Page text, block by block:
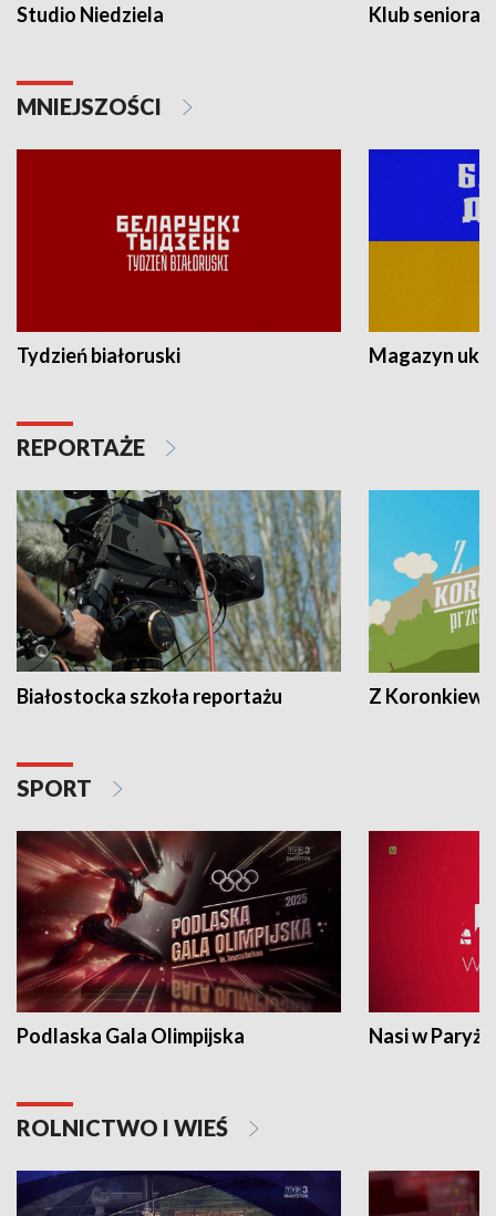
Studio Niedziela Klub seniora
MNIEJSZOŚCI
Tydzień białoruski Magazyn
REPORTAŻE
Białostocka szkoła reportażu Z
SPORT
Podlaska Gala Olimpijska Nasi w Paryżu
ROLNICTWO I WIEŚ